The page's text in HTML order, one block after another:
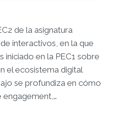
de la asignatura
interactivos, en la que
iniciado en la PEC1 sobre
el ecosistema digital
se profundiza en cómo
engagement,…